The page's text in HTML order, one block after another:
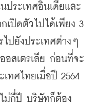
ประเทศอินเดียและ
กเปิดตัวไปได้เพียง 3
ปยังประเทศต่างๆ
อสเตรเลีย ก่อนที่จะ
เทศไทยเมื่อปี 2564
ม่กี่ปี บริษัทก็ต้อง